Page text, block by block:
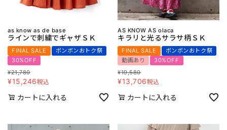
as know as de base
ラインで刺繍でギャザＳＫ
FINAL SALE
ボンボンおトク祭
30%OFF
¥21,780
¥15,246税込
カートに入れる
AS KNOW AS olaca
キラリと光るサラサ柄ＳＫ
FINAL SALE
ボンボンおトク祭
動画あり
30%OFF
¥19,580
¥13,706税込
カートに入れる